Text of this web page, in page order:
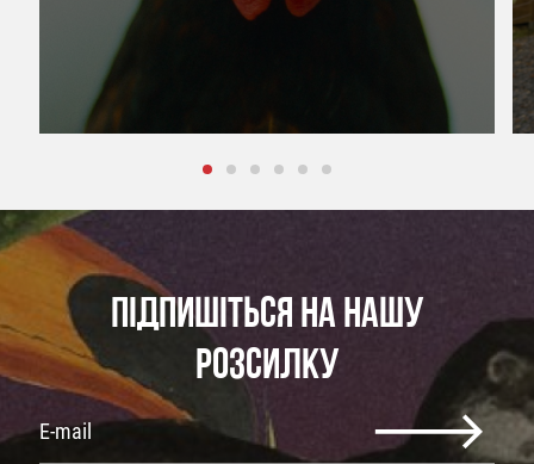
ПІДПИШІТЬСЯ НА НАШУ
РОЗСИЛКУ